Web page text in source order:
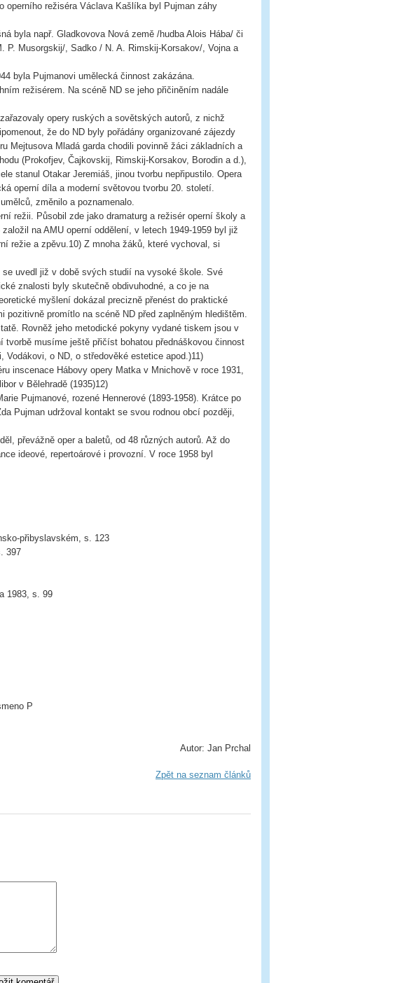
operního režiséra Václava Kašlíka byl Pujman záhy
byla např. Gladkovova Nová země /hudba Alois Hába/ či
P. Musorgskij/, Sadko / N. A. Rimskij-Korsakov/, Vojna a
byla Pujmanovi umělecká činnost zakázána.
režisérem. Na scéně ND se jeho přičiněním nadále
opery ruských a sovětských autorů, z nichž
že do ND byly pořádány organizované zájezdy
Mejtusova Mladá garda chodili povinně žáci základních a
(Prokofjev, Čajkovskij, Rimskij-Korsakov, Borodin a d.),
stanul Otakar Jeremiáš, jinou tvorbu nepřipustilo. Opera
operní díla a moderní světovou tvorbu 20. století.
změnilo a poznamenalo.
režii. Působil zde jako dramaturg a režisér operní školy a
na AMU operní oddělení, v letech 1949-1959 byl již
režie a zpěvu.10) Z mnoha žáků, které vychoval, si
uvedl již v době svých studií na vysoké škole. Své
znalosti byly skutečně obdivuhodné, a co je na
myšlení dokázal precizně přenést do praktické
promítlo na scéně ND před zaplněným hledištěm.
Rovněž jeho metodické pokyny vydané tiskem jsou v
musíme ještě přičíst bohatou přednáškovou činnost
o ND, o středověké estetice apod.)11)
inscenace Hábovy opery Matka v Mnichově v roce 1931,
v Bělehradě (1935)12)
Pujmanové, rozené Hennerové (1893-1958). Krátce po
Pujman udržoval kontakt se svou rodnou obcí později,
převážně oper a baletů, od 48 různých autorů. Až do
ideové, repertoárové i provozní. V roce 1958 byl
přibyslavském, s. 123
397
1983, s. 99
P
Autor: Jan Prchal
Zpět na seznam článků